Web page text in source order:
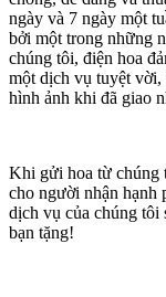
ngày và 7 ngày một
bởi một trong những
chúng tôi, điện hoa
một dịch vụ tuyệt
hình ảnh khi đã giao
Khi gửi hoa từ chúng
cho người nhận hạnh
dịch vụ của chúng tôi
bạn tặng!